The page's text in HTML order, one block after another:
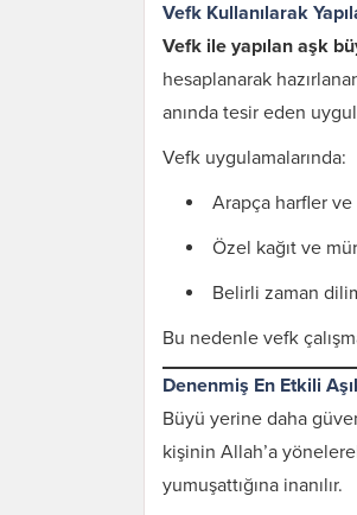
Vefk Kullanılarak
Vefk ile yapılan aşk
hesaplanarak
anında tesir eden
Vefk uygulamalarında:
Arapça harfler ve
Özel kağıt ve
Belirli zaman
Bu nedenle vefk
Denenmiş En Etkili
Büyü yerine daha
kişinin Allah’a
yumuşattığına inanılır.